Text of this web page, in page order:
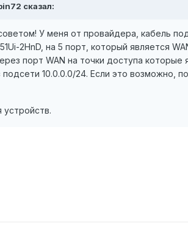
сказал:
У меня от провайдера, кабель
2HnD, на 5 порт, который является
порт WAN на точки доступа
10.0.0.0/24. Если это возможно,